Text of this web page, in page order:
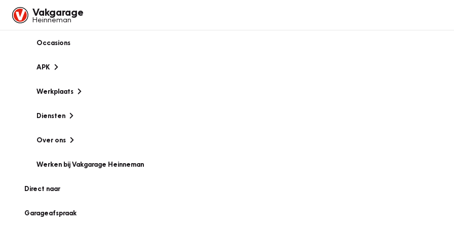
Vakgarage
Heinneman
Occasions
APK
Werkplaats
Diensten
Over ons
Werken bij Vakgarage Heinneman
Direct naar
Garageafspraak